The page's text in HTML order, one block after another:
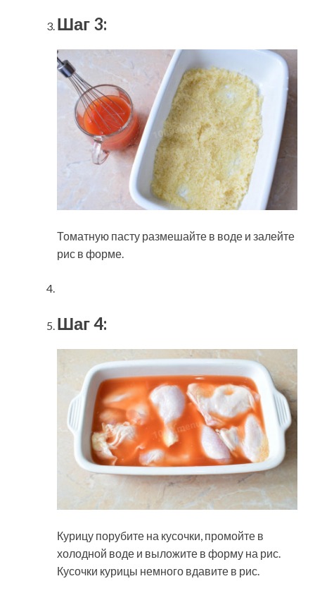
Шаг 3:
Томатную пасту размешайте в воде и залейте
рис в форме.
Шаг 4:
Курицу порубите на кусочки, промойте в
холодной воде и выложите в форму на рис.
Кусочки курицы немного вдавите в рис.